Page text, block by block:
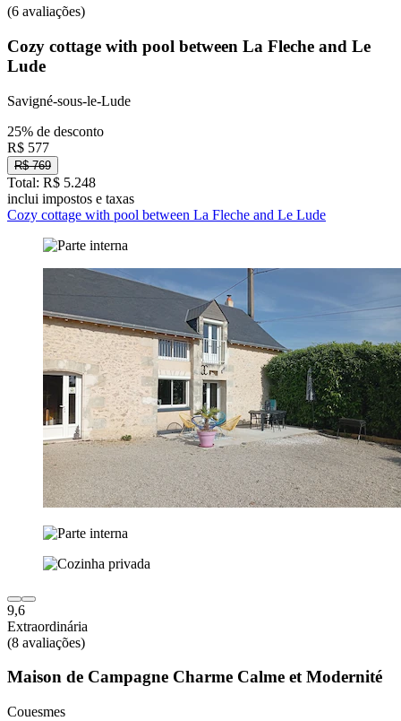
(6 avaliações)
Cozy cottage with pool between La Fleche and Le
Lude
Savigné-sous-le-Lude
25% de desconto
R$ 577
R$ 769
Total: R$ 5.248
inclui impostos e taxas
Cozy cottage with pool between La Fleche and Le Lude
9,6
Extraordinária
(8 avaliações)
Maison de Campagne Charme Calme et Modernité
Couesmes